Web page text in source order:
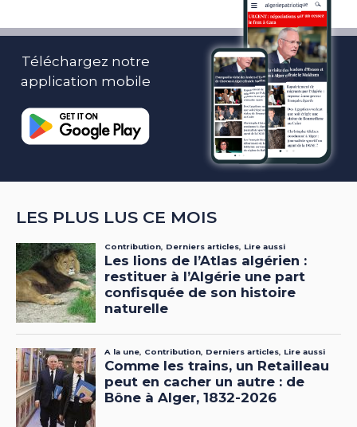
Téléchargez notre
application mobile
LES PLUS LUS CE MOIS